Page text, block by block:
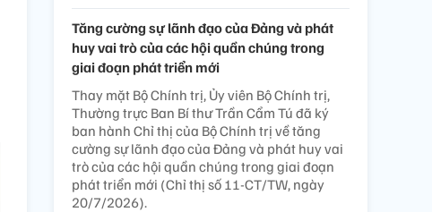
Tăng cường sự lãnh đạo của Đảng và phát
huy vai trò của các hội quần chúng trong
giai đoạn phát triển mới
Thay mặt Bộ Chính trị, Ủy viên Bộ Chính trị,
Thường trực Ban Bí thư Trần Cẩm Tú đã ký
ban hành Chỉ thị của Bộ Chính trị về tăng
cường sự lãnh đạo của Đảng và phát huy vai
trò của các hội quần chúng trong giai đoạn
phát triển mới (Chỉ thị số 11-CT/TW, ngày
20/7/2026).